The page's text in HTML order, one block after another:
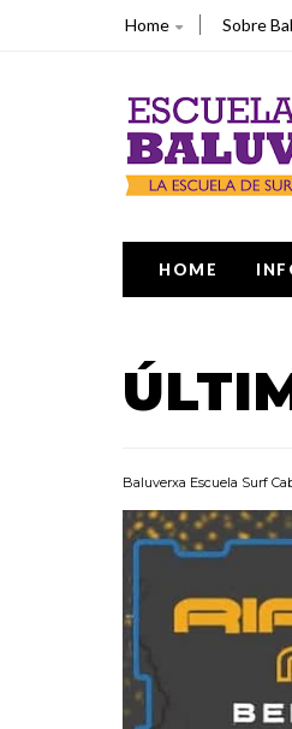
Home Sobre
HOME
Baluverxa Escuela Surf